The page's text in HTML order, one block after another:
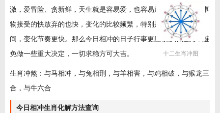
十二生肖冲图
激，爱冒险、贪新鲜，天生就是容易爱，也容易放弃的人，对新事
物接受的快放弃的也快，变化的比较频繁，特别是在不如意的时
间，变化节奏更快。那么今日相冲的日子行事更应该多加注意，避
免做一些重大决定，一切求稳方可大吉。
生肖冲煞：与马相冲，与兔相刑，与羊相害，与鸡相破，与猴龙三
合，与牛六合
今日相冲生肖化解方法查询